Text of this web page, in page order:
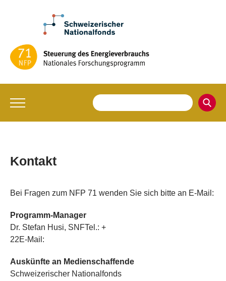
Kontakt
Bei Fragen zum NFP 71 wenden Sie sich bitte an E-Mail:
Programm-Manager
Dr. Stefan Husi, SNFTel.: +
22E-Mail:
Auskünfte an Medienschaffende
Schweizerischer Nationalfonds